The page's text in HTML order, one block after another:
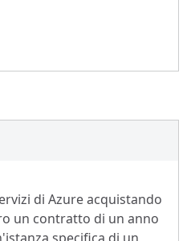
di Azure acquistando
un contratto di un anno